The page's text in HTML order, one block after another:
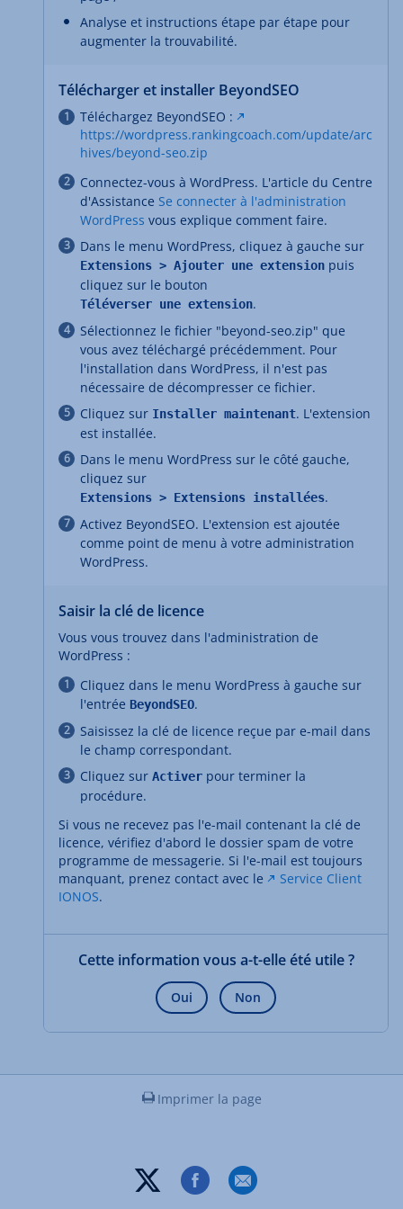
Analyse et instructions étape par étape pour
augmenter la trouvabilité.
Télécharger et installer BeyondSEO
Téléchargez BeyondSEO :
https://wordpress.rankingcoach.com/update/arc
hives/beyond-seo.zip
Connectez-vous à WordPress. L'article du Centre
d'Assistance Se connecter à l'administration
WordPress vous explique comment faire.
Dans le menu WordPress, cliquez à gauche sur
Extensions > Ajouter une extension puis
cliquez sur le bouton
Téléverser une extension.
Sélectionnez le fichier "beyond-seo.zip" que
vous avez téléchargé précédemment. Pour
l'installation dans WordPress, il n'est pas
nécessaire de décompresser ce fichier.
Cliquez sur Installer maintenant. L'extension
est installée.
Dans le menu WordPress sur le côté gauche,
cliquez sur
Extensions > Extensions installées.
Activez BeyondSEO. L'extension est ajoutée
comme point de menu à votre administration
WordPress.
Saisir la clé de licence
Vous vous trouvez dans l'administration de
WordPress :
Cliquez dans le menu WordPress à gauche sur
l'entrée BeyondSEO.
Saisissez la clé de licence reçue par e-mail dans
le champ correspondant.
Cliquez sur Activer pour terminer la
procédure.
Si vous ne recevez pas l'e-mail contenant la clé de
licence, vérifiez d'abord le dossier spam de votre
programme de messagerie. Si l'e-mail est toujours
manquant, prenez contact avec le
Service Client
IONOS.
Cette information vous a-t-elle été utile ?
Oui Non
Imprimer la page